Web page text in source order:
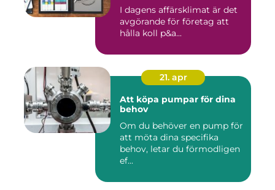
I dagens affärsklimat är det
avgörande för företag att
hålla koll p&a...
21. apr
Att köpa pumpar för dina
behov
Om du behöver en pump för
att möta dina specifika
behov, letar du förmodligen
ef...